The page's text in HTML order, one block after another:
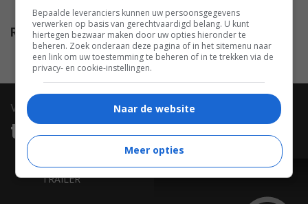
O'Brien.
Release
14.11.2024
video
trailers & clips
TRAILER
Bepaalde leveranciers kunnen uw persoonsgegevens
verwerken op basis van gerechtvaardigd belang. U kunt
hiertegen bezwaar maken door uw opties hieronder te
beheren. Zoek onderaan deze pagina of in het sitemenu naar
een link om uw toestemming te beheren of in te trekken via de
privacy- en cookie-instellingen.
Naar de website
Meer opties